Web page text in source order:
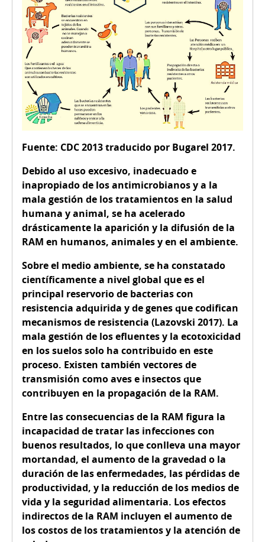
Fuente: CDC 2013 traducido por Bugarel 2017.
Debido al uso excesivo, inadecuado e
inapropiado de los antimicrobianos y a la
mala gestión de los tratamientos en la salud
humana y animal, se ha acelerado
drásticamente la aparición y la difusión de la
RAM en humanos, animales y en el ambiente.
Sobre el medio ambiente, se ha constatado
científicamente a nivel global que es el
principal reservorio de bacterias con
resistencia adquirida y de genes que codifican
mecanismos de resistencia (Lazovski 2017). La
mala gestión de los efluentes y la ecotoxicidad
en los suelos solo ha contribuido en este
proceso. Existen también vectores de
transmisión como aves e insectos que
contribuyen en la propagación de la RAM.
Entre las consecuencias de la RAM figura la
incapacidad de tratar las infecciones con
buenos resultados, lo que conlleva una mayor
mortandad, el aumento de la gravedad o la
duración de las enfermedades, las pérdidas de
productividad, y la reducción de los medios de
vida y la seguridad alimentaria. Los efectos
indirectos de la RAM incluyen el aumento de
los costos de los tratamientos y la atención de